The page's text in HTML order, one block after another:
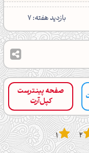
بازدید هفته: 7
صفحه پینترست
کپل‌آرت
2
1